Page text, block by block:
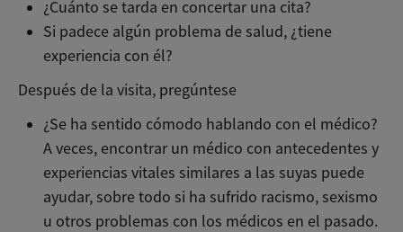
¿Cuánto se tarda en concertar una cita?
Si padece algún problema de salud, ¿tiene
experiencia con él?
Después de la visita, pregúntese
¿Se ha sentido cómodo hablando con el médico?
A veces, encontrar un médico con antecedentes y
experiencias vitales similares a las suyas puede
ayudar, sobre todo si ha sufrido racismo, sexismo
u otros problemas con los médicos en el pasado.